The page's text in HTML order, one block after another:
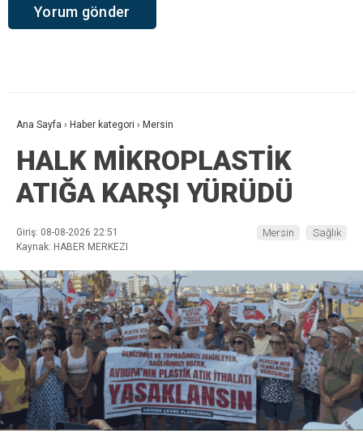
Ana Sayfa › Haber kategori › Mersin
HALK MİKROPLASTİK
ATIĞA KARŞI YÜRÜDÜ
Giriş: 08-08-2026 22:51
Kaynak: HABER MERKEZI
Mersin Sağlık